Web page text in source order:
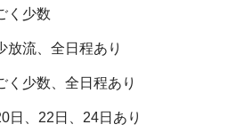
く少数
放流、全日程あり
く少数、全日程あり
日、22日、24日あり